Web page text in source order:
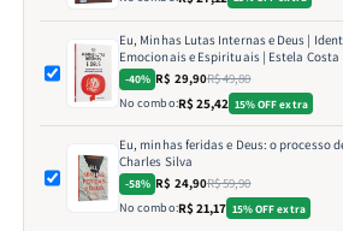
Eu, Minhas Lutas Internas e Deus |
Emocionais e Espirituais | Estela Costa
-40% R$ 29,90R$ 49,80
No combo:R$ 25,42 15% OFF extra
Eu, minhas feridas e Deus: o processo
Charles Silva
-58% R$ 24,90R$ 59,90
No combo:R$ 21,17 15% OFF extra